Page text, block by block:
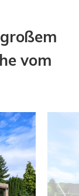
vom